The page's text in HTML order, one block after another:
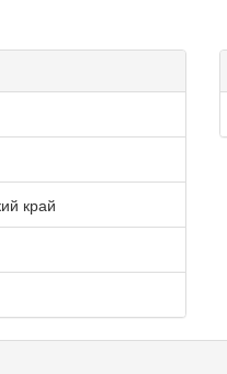
край